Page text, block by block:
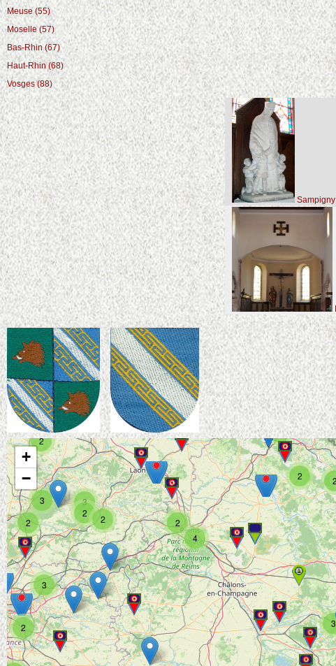
Meuse (55)
Moselle (57)
Bas-Rhin (67)
Haut-Rhin (68)
Vosges (88)
3
2
2
2
4
2
3
2
3
2
2
2
3
2
2
3
2
3
3
3
2
2
2
3
7
2
2
2
2
3
12
9
+
−